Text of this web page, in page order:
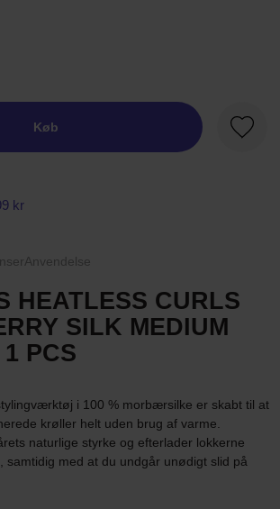
Køb
kr
Anvendelse
HEATLESS CURLS
SILK MEDIUM
PCS
i 100 % morbærsilke er skabt til at
krøller helt uden brug af varme.
naturlige styrke og efterlader lokkerne
samtidig med at du undgår unødigt slid på